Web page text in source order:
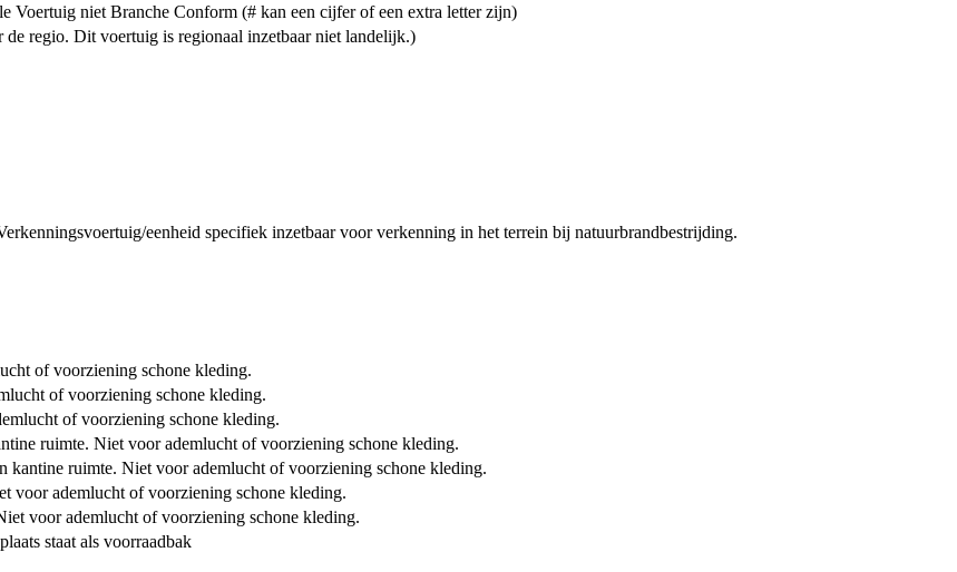
Voertuig niet Branche Conform (# kan een cijfer of een extra letter zijn)
regio. Dit voertuig is regionaal inzetbaar niet landelijk.)
eenheid specifiek inzetbaar voor verkenning in het terrein bij natuurbrandbestrijding.
of voorziening schone kleding.
of voorziening schone kleding.
of voorziening schone kleding.
ruimte. Niet voor ademlucht of voorziening schone kleding.
kantine ruimte. Niet voor ademlucht of voorziening schone kleding.
voor ademlucht of voorziening schone kleding.
voor ademlucht of voorziening schone kleding.
staat als voorraadbak